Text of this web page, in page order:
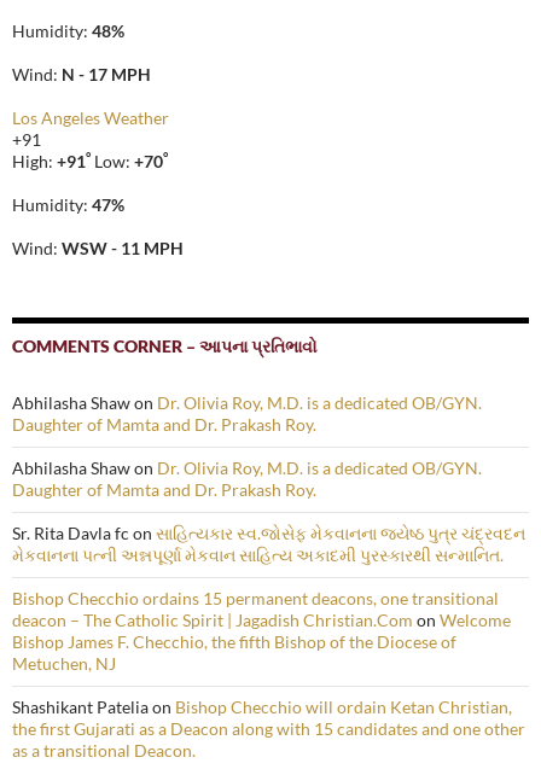
Humidity: 48%
Wind: N - 17 MPH
Los Angeles Weather
+91
High: +91° Low: +70°
Humidity: 47%
Wind: WSW - 11 MPH
COMMENTS CORNER – આપના પ્રતિભાવો
Abhilasha Shawon Dr. Olivia Roy, M.D. is a dedicated OB/GYN.
Daughter of Mamta and Dr. Prakash Roy.
Abhilasha Shawon Dr. Olivia Roy, M.D. is a dedicated OB/GYN.
Daughter of Mamta and Dr. Prakash Roy.
Sr. Rita Davla fc on સાહિત્યકાર સ્વ.જોસેફ મેકવાનના જ્યેષ્ઠ પુત્ર ચંદ્રવદન
મેકવાનના પત્ની અન્નપૂર્ણા મેકવાન સાહિત્ય અકાદમી પુરસ્કારથી સન્માનિત.
Bishop Checchio ordains 15 permanent deacons, one transitional
deacon – The Catholic Spirit | Jagadish Christian.Com on Welcome
Bishop James F. Checchio, the fifth Bishop of the Diocese of
Metuchen, NJ
Shashikant Pateliaon Bishop Checchio will ordain Ketan Christian,
the first Gujarati as a Deacon along with 15 candidates and one other
as a transitional Deacon.